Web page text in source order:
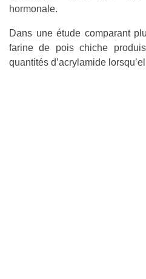
hormonale.
Dans une étude comparant
farine de pois chiche
quantités d’acrylamide